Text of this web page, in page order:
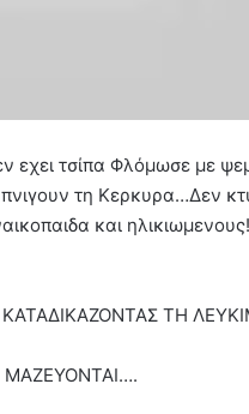
εχει τσίπα Φλόμωσε με
τη Κερκυρα…Δεν
και
ΚΑΤΑΔΙΚΑΖΟΝΤΑΣ ΤΗ
ΜΑΖΕΥΟΝΤΑΙ….